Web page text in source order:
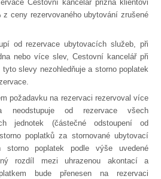
Cestovní kancelář přizná klientovi
ceny rezervovaného ubytování zrušené
od rezervace ubytovacích služeb, při
nebo více slev, Cestovní kancelář při
slevy nezohledňuje a storno poplatek
požadavku na rezervaci rezervoval více
neodstupuje od rezervace všech
jednotek (částečné odstoupení od
poplatků za stornované ubytovací
storno poplatek podle výše uvedené
rozdíl mezi uhrazenou akontací a
bude přenesen na rezervaci